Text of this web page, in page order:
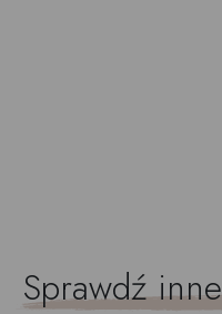
Sprawdź